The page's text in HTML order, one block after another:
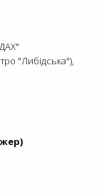
"Либідська"),